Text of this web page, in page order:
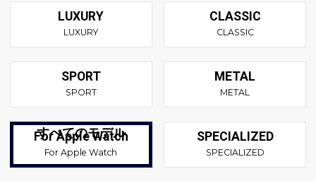
LUXURY
LUXURY
CLASSIC
CLASSIC
SPORT
SPORT
METAL
METAL
For Apple Watch
For Apple Watch
SPECIALIZED
SPECIALIZED
すべてのモデル